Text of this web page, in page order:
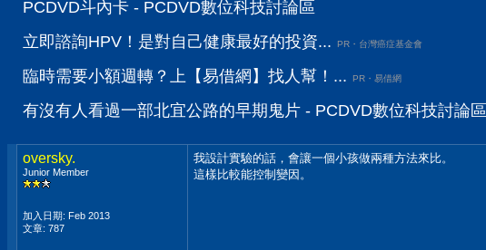
PCDVD斗內卡 - PCDVD數位科技討論區
立即諮詢HPV！是對自己健康最好的投資...
PR・台灣癌症基金會
臨時需要小額週轉？上【易借網】找人幫！... PR・易借網
有沒有人看過一部北宜公路的早期鬼片 - PCDVD數位科技討論區
oversky.
Junior Member
加入日期: Feb 2013
文章: 787
我設計實驗的話，會讓一個小孩做兩種方法來比。
這樣比較能控制變因。